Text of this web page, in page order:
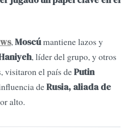
,Moscúmantiene lazos y
, líder del grupo, y otros
visitaron el país dePutin
deRusia, aliada de
alto.